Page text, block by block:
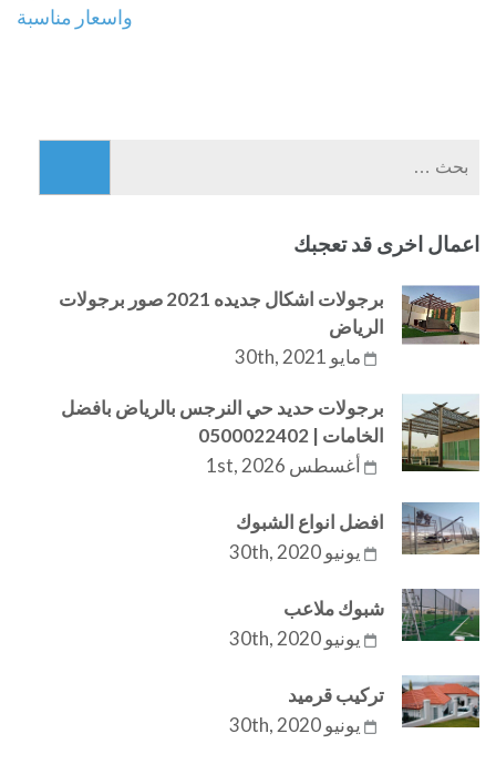
واسعار مناسبة
اعمال اخرى قد تعجبك
برجولات اشكال جديده 2021 صور برجولات
الرياض
مايو 30th, 2021
برجولات حديد حي النرجس بالرياض بافضل
الخامات | 0500022402
أغسطس 1st, 2026
افضل انواع الشبوك
يونيو 30th, 2020
شبوك ملاعب
يونيو 30th, 2020
تركيب قرميد
يونيو 30th, 2020